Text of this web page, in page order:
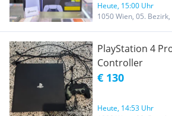
Heute, 15:00 Uhr
1050 Wien, 05.
PlayStation 4
Controller
€ 130
Heute, 14:53 Uhr